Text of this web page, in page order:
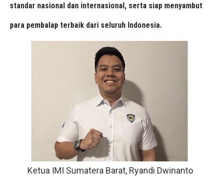
standar nasional dan internasional, serta siap menyambut
para pembalap terbaik dari seluruh Indonesia.
Ketua IMI Sumatera Barat, Ryandi Dwinanto